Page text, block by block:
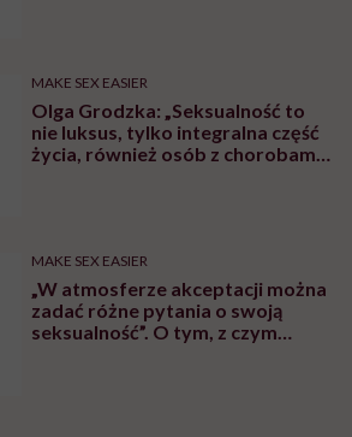
MAKE SEX EASIER
Olga Grodzka: „Seksualność to
nie luksus, tylko integralna część
życia, również osób z chorobami
MAKE SEX EASIER
„W atmosferze akceptacji można
zadać różne pytania o swoją
seksualność”. O tym, z czym